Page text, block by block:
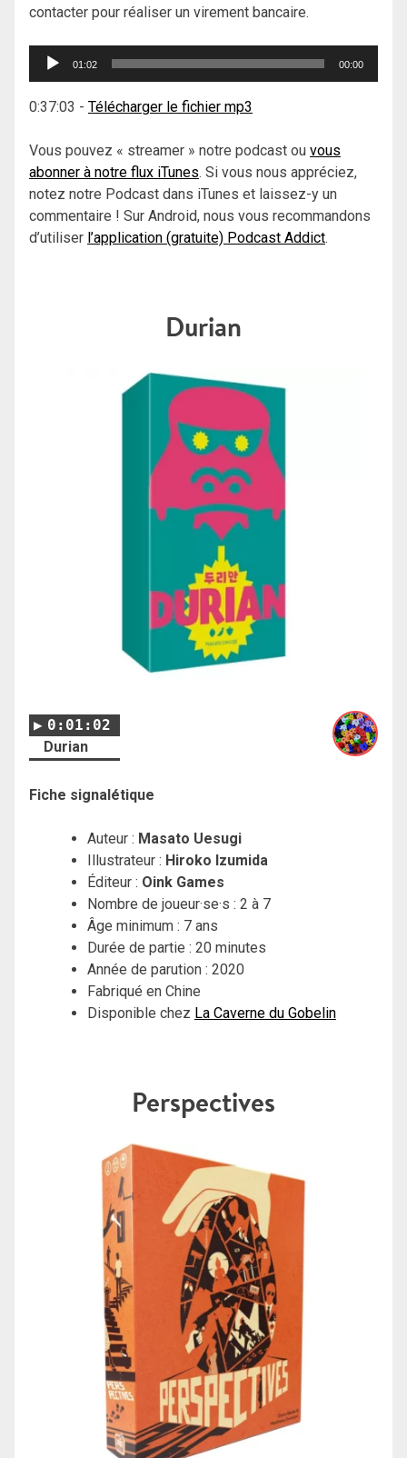
contacter pour réaliser un virement bancaire.
Lecteur
01:02 00:00
0:37:03 - Télécharger le fichier mp3
Vous pouvez « streamer » notre podcast ou vous
abonner à notre flux iTunes. Si vous nous appréciez,
notez notre Podcast dans iTunes et laissez-y un
commentaire ! Sur Android, nous vous recommandons
d’utiliser l’application (gratuite) Podcast Addict.
Durian
0:01:02
Durian
Fiche signalétique
Auteur : Masato Uesugi
Illustrateur : Hiroko Izumida
Éditeur : Oink Games
Nombre de joueur·se·s : 2 à 7
Âge minimum : 7 ans
Durée de partie : 20 minutes
Année de parution : 2020
Fabriqué en Chine
Disponible chez La Caverne du Gobelin
Perspectives